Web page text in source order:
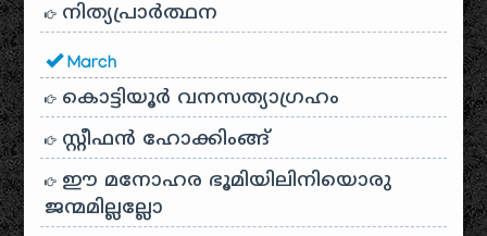
നിത്യപ്രാർത്ഥന
March
കൊട്ടിയൂർ വനസത്യാഗ്രഹം
സ്റ്റീഫൻ ഹോക്കിംങ്ങ്
ഈ മനോഹര ഭൂമിയിലിനിയൊരു
ജന്മമില്ലല്ലോ